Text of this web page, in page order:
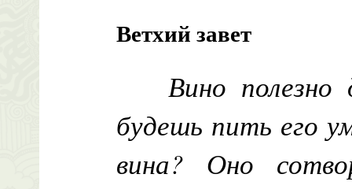
Ветхий завет
Вино полезно
будешь пить его
вина? Оно